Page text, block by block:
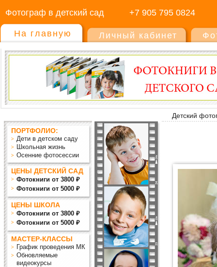
Фотограф в детский сад +7 905 795 0824
На главную Личный кабинет
Детский
ПОРТФОЛИО:
Дети в детском саду
Школьная жизнь
Осенние фотосессии
ЦЕНЫ ДЕТСКИЙ САД
Фотокниги от 3800 ₽
Фотокниги от 5000 ₽
ЦЕНЫ ШКОЛА
Фотокниги от 3800 ₽
Фотокниги от 5000 ₽
МАСТЕР-КЛАССЫ
График проведения МК
Обновляемые
видеокурсы